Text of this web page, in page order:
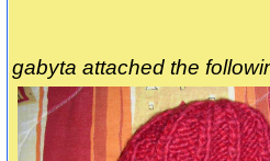
gabyta attached the